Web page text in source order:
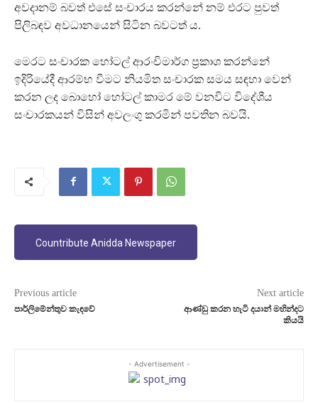
අවදානම් බවත් එසේ සංචාරය කරන්නේ නම් එරට පුවත්
පිලිබඳව අවධානයෙන් සිටින බවටත්‍ ය.
මෙරට සංචාරක හෝටල් ආරංචිමාර්ග ප්‍රකාශ කරන්නේ
ඉදිරියේදී ආරම්භ වීමට නියමිත සංචාරක සමය සඳහා වෙන්
කරන ලද බොහෝ හෝටල් කාමර මේ වනවිට විදේශීය
සංචාරකයන් විසින් අවලංගු කරමින් පවතින බවයි.
Countribute Anidda Newspaper
Previous article
පාර්ලිමේන්තුව කැඳවේ
Next article
ආණ්ඩු කරන හැටි දයාන් මහින්දට
කියයි
- Advertisement -